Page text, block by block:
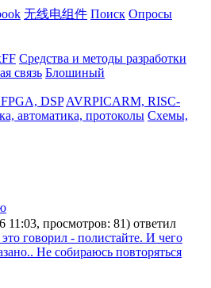
无线电组件 Поиск Опросы
Средства и методы разработки
связь Блошиный
DSP AVRPICARM, RISC-
автоматика, протоколы Схемы,
11:03, просмотров: 81) ответил
говорил - полистайте. И чего
Не собираюсь повторяться